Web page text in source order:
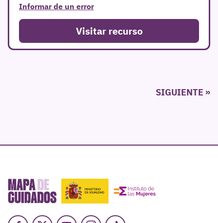
Informar de un error
Visitar recurso
SIGUIENTE